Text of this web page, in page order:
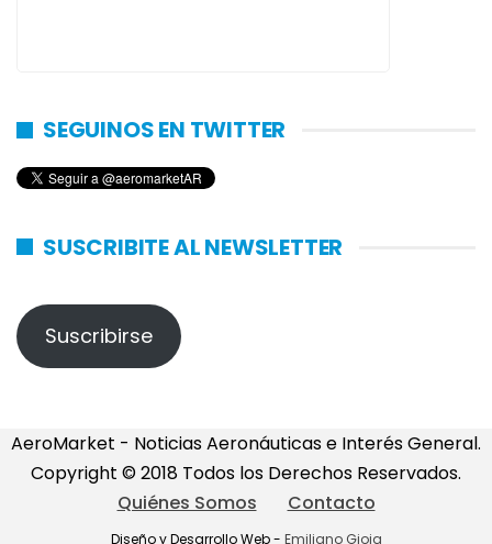
SEGUINOS EN TWITTER
SUSCRIBITE AL NEWSLETTER
Suscribirse
AeroMarket - Noticias Aeronáuticas e Interés General.
Copyright © 2018 Todos los Derechos Reservados.
Quiénes Somos
Contacto
Diseño y Desarrollo Web - Emiliano Gioia